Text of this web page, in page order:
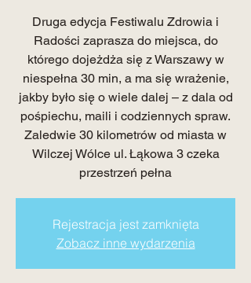
Druga edycja Festiwalu Zdrowia i
Radości zaprasza do miejsca, do
którego dojeżdża się z Warszawy w
niespełna 30 min, a ma się wrażenie,
jakby było się o wiele dalej – z dala od
pośpiechu, maili i codziennych spraw.
Zaledwie 30 kilometrów od miasta w
Wilczej Wólce ul. Łąkowa 3 czeka
przestrzeń pełna
Rejestracja jest zamknięta
Zobacz inne wydarzenia